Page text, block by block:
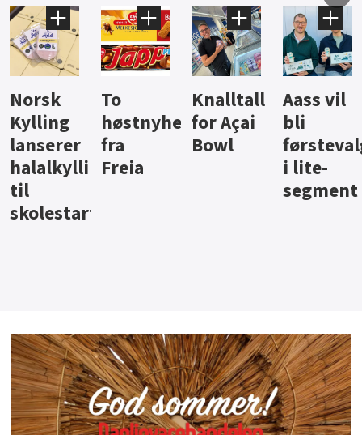
Knalltall
for Açai
Bowl
Aass vil
bli
førstevalg
i lite-
Brus og
jus fra
Berentsen
Hard
iste fra
Hansa